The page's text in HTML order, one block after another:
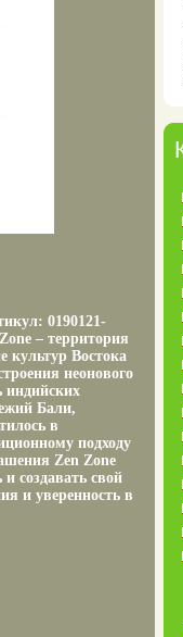
0190121-
– территория
культур Востока
неонового
индийских
Бали,
в
подходу
Zen Zone
создавать свой
и уверенность в